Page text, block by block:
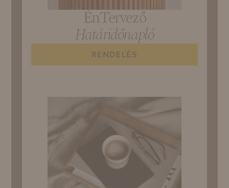
ÉnTervező
Határidőnapló
RENDELÉS